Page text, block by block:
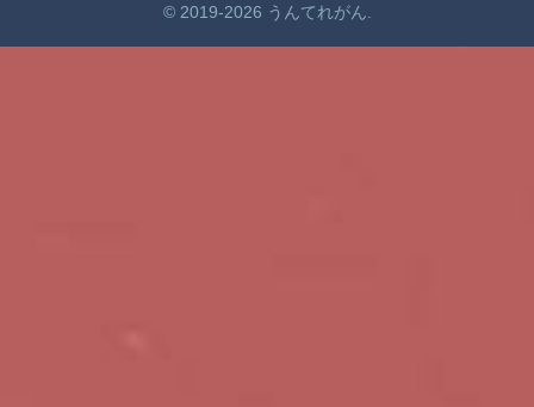
© 2019-2026 うんてれがん.